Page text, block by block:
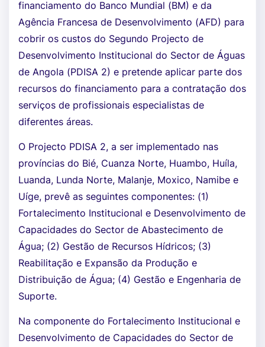
financiamento do Banco Mundial (BM) e da
Agência Francesa de Desenvolvimento (AFD) para
cobrir os custos do Segundo Projecto de
Desenvolvimento Institucional do Sector de Águas
de Angola (PDISA 2) e pretende aplicar parte dos
recursos do financiamento para a contratação dos
serviços de profissionais especialistas de
diferentes áreas.
O Projecto PDISA 2, a ser implementado nas
províncias do Bié, Cuanza Norte, Huambo, Huíla,
Luanda, Lunda Norte, Malanje, Moxico, Namibe e
Uíge, prevê as seguintes componentes: (1)
Fortalecimento Institucional e Desenvolvimento de
Capacidades do Sector de Abastecimento de
Água; (2) Gestão de Recursos Hídricos; (3)
Reabilitação e Expansão da Produção e
Distribuição de Água; (4) Gestão e Engenharia de
Suporte.
Na componente do Fortalecimento Institucional e
Desenvolvimento de Capacidades do Sector de